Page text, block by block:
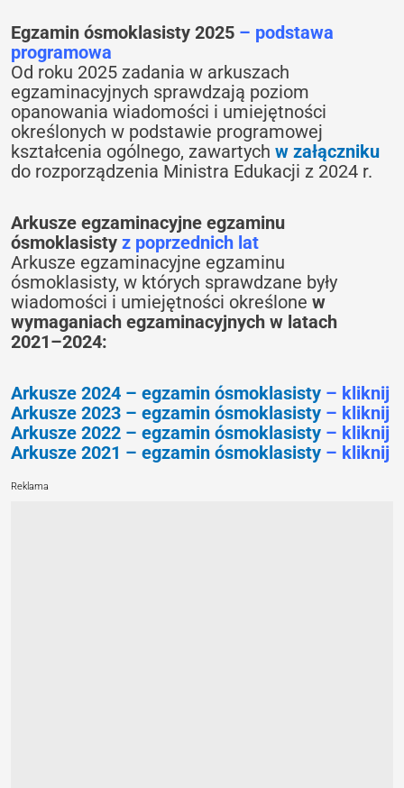
Egzamin ósmoklasisty 2025 – podstawa
programowa
Od roku 2025 zadania w arkuszach
egzaminacyjnych sprawdzają poziom
opanowania wiadomości i umiejętności
określonych w podstawie programowej
kształcenia ogólnego, zawartychw załączniku
do rozporządzenia Ministra Edukacji z 2024 r.
Arkusze egzaminacyjne egzaminu
ósmoklasistyz poprzednich lat
Arkusze egzaminacyjne egzaminu
ósmoklasisty, w których sprawdzane były
wiadomości i umiejętności określonew
wymaganiach egzaminacyjnych w latach
2021–2024:
Arkusze 2024 – egzamin ósmoklasisty – kliknij
Arkusze 2023 – egzamin ósmoklasisty – kliknij
Arkusze 2022 – egzamin ósmoklasisty – kliknij
Arkusze 2021 – egzamin ósmoklasisty – kliknij
Reklama